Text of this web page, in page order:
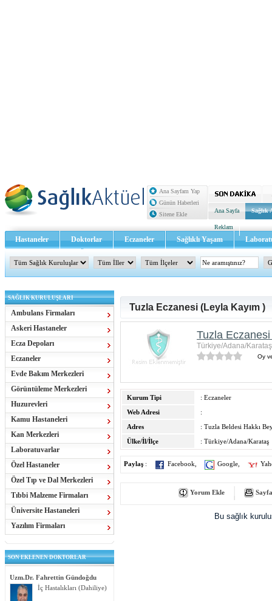
Ana Sayfam Yap
Günün Haberleri
Sitene Ekle
Ana Sayfa Sağlık
Reklam
Hastaneler Doktorlar Eczaneler Sağlıklı Yaşam
Sağlık TV - Video İletişim
SAĞLIK KURULUŞLARI
Ambulans Firmaları
Askeri Hastaneler
Ecza Depoları
Eczaneler
Evde Bakım Merkezleri
Görüntüleme Merkezleri
Huzurevleri
Kamu Hastaneleri
Kan Merkezleri
Laboratuvarlar
Özel Hastaneler
Özel Tıp ve Dal Merkezleri
Tıbbi Malzeme Firmaları
Üniversite Hastaneleri
Yazılım Firmaları
SON EKLENEN DOKTORLAR
Uzm.Dr. Fahrettin Gündoğdu
İç Hastalıkları (Dahiliye)
Tuzla Eczanesi (Leyla Kayım )
Tuzla
Türkiye/Adana/Karataş
Oy
Kurum Tipi
: Eczaneler
Web Adresi
:
Adres
: Tuzla Beldesi Hakkı
Ülke/İl/İlçe
: Türkiye/Adana/Karataş
Paylaş : Facebook Google
Yorum Ekle
Bu sağlık